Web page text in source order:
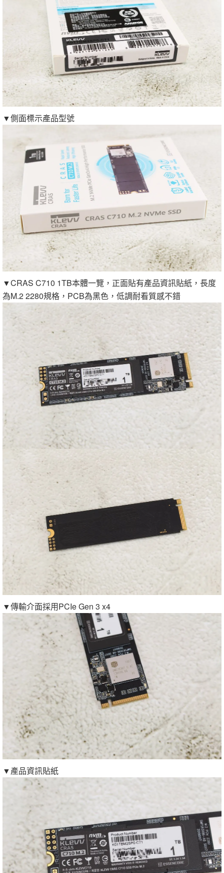
▼側面標示產品型號
▼CRAS C710 1TB本體一覽，正面貼有產品資訊貼紙，長度
為M.2 2280規格，PCB為黑色，低調耐看質感不錯
▼傳輸介面採用PCIe Gen 3 x4
▼產品資訊貼紙